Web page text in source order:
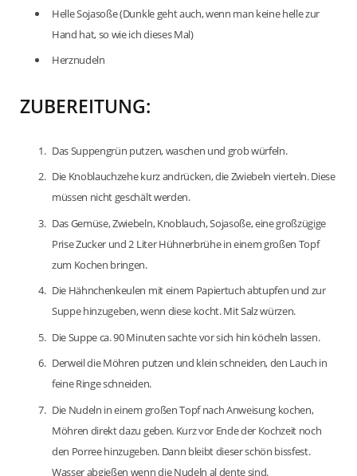
Helle Sojasoße (Dunkle geht auch, wenn man keine helle zur
Hand hat, so wie ich dieses Mal)
Herznudeln
ZUBEREITUNG:
Das Suppengrün putzen, waschen und grob würfeln.
Die Knoblauchzehe kurz andrücken, die Zwiebeln vierteln. Diese
müssen nicht geschält werden.
Das Gemüse, Zwiebeln, Knoblauch, Sojasoße, eine großzügige
Prise Zucker und 2 Liter Hühnerbrühe in einem großen Topf
zum Kochen bringen.
Die Hähnchenkeulen mit einem Papiertuch abtupfen und zur
Suppe hinzugeben, wenn diese kocht. Mit Salz würzen.
Die Suppe ca. 90 Minuten sachte vor sich hin köcheln lassen.
Derweil die Möhren putzen und klein schneiden, den Lauch in
feine Ringe schneiden.
Die Nudeln in einem großen Topf nach Anweisung kochen,
Möhren direkt dazu geben. Kurz vor Ende der Kochzeit noch
den Porree hinzugeben. Dann bleibt dieser schön bissfest.
Wasser abgießen wenn die Nudeln al dente sind.